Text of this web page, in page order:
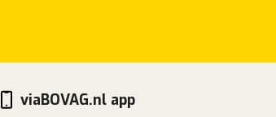
viaBOVAG.nl app